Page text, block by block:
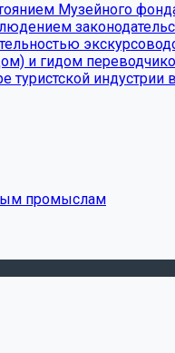
Музейного
и гидом
индустрии
промыслам